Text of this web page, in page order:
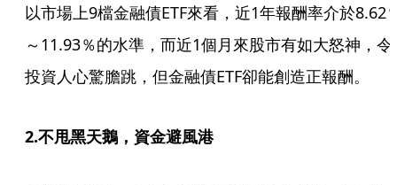
以市場上9檔金融債ETF來看，近1年報酬率介於8.62
～11.93％的水準，而近1個月來股市有如大怒神，令
投資人心驚膽跳，但金融債ETF卻能創造正報酬。
2.不甩黑天鵝，資金避風港